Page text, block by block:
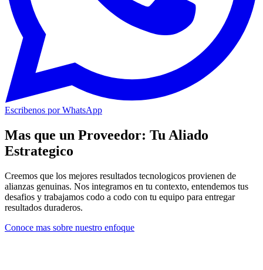
Escribenos por WhatsApp
Mas que un Proveedor: Tu Aliado
Estrategico
Creemos que los mejores resultados tecnologicos provienen de
alianzas genuinas. Nos integramos en tu contexto, entendemos tus
desafios y trabajamos codo a codo con tu equipo para entregar
resultados duraderos.
Conoce mas sobre nuestro enfoque